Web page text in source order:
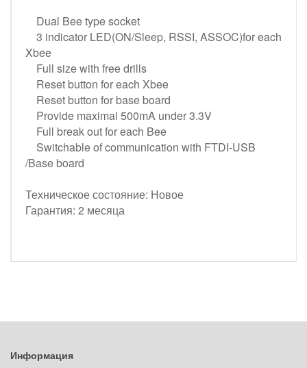
Dual Bee type socket
3 indicator LED(ON/Sleep, RSSI, ASSOC)for each
Xbee
Full size with free drills
Reset button for each Xbee
Reset button for base board
Provide maximal 500mA under 3.3V
Full break out for each Bee
Switchable of communication with FTDI-USB
/Base board
Техническое состояние: Новое
Гарантия: 2 месяца
Информация